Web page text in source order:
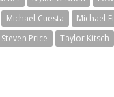
Michael Cuesta Michael
Steven Price Taylor Kitsch